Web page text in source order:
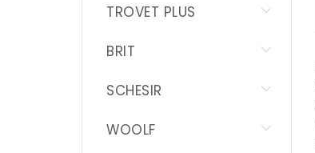
TROVET PLUS
BRIT
SCHESIR
WOOLF